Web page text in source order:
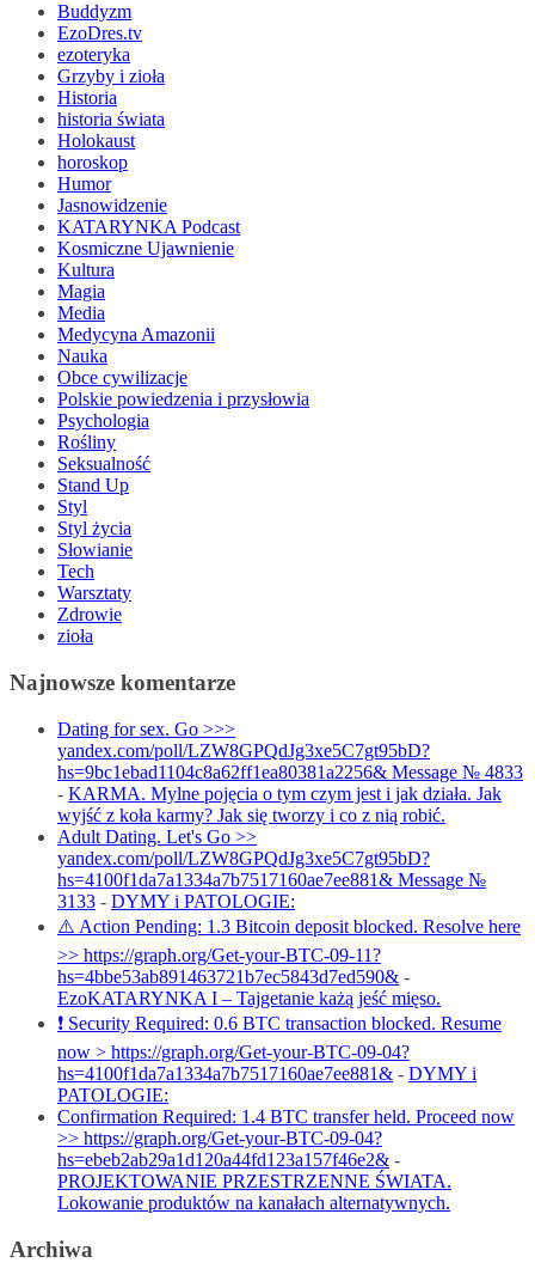
Buddyzm
EzoDres.tv
ezoteryka
Grzyby i zioła
Historia
historia świata
Holokaust
horoskop
Humor
Jasnowidzenie
KATARYNKA Podcast
Kosmiczne Ujawnienie
Kultura
Magia
Media
Medycyna Amazonii
Nauka
Obce cywilizacje
Polskie powiedzenia i przysłowia
Psychologia
Rośliny
Seksualność
Stand Up
Styl
Styl życia
Słowianie
Tech
Warsztaty
Zdrowie
zioła
Najnowsze komentarze
Dating for sex. Go >>>
yandex.com/poll/LZW8GPQdJg3xe5C7gt95bD?
hs=9bc1ebad1104c8a62ff1ea80381a2256& Message № 4833
- KARMA. Mylne pojęcia o tym czym jest i jak działa. Jak
wyjść z koła karmy? Jak się tworzy i co z nią robić.
Adult Dating. Let's Go >>
yandex.com/poll/LZW8GPQdJg3xe5C7gt95bD?
hs=4100f1da7a1334a7b7517160ae7ee881& Message №
3133 - DYMY i PATOLOGIE:
⚠️ Action Pending: 1.3 Bitcoin deposit blocked. Resolve here
>> https://graph.org/Get-your-BTC-09-11?
hs=4bbe53ab891463721b7ec5843d7ed590& -
EzoKATARYNKA I – Tajgetanie każą jeść mięso.
❗ Security Required: 0.6 BTC transaction blocked. Resume
now > https://graph.org/Get-your-BTC-09-04?
hs=4100f1da7a1334a7b7517160ae7ee881& - DYMY i
PATOLOGIE:
Confirmation Required: 1.4 BTC transfer held. Proceed now
>> https://graph.org/Get-your-BTC-09-04?
hs=ebeb2ab29a1d120a44fd123a157f46e2& -
PROJEKTOWANIE PRZESTRZENNE ŚWIATA.
Lokowanie produktów na kanałach alternatywnych.
Archiwa